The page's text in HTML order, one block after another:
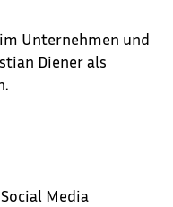
Unternehmen und
Diener als
Media